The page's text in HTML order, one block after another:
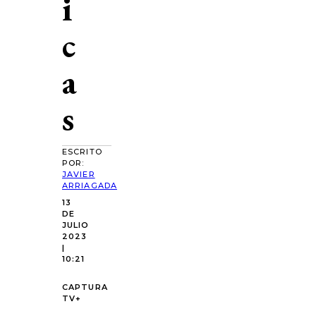
c
a
s
ESCRITO
POR:
JAVIER
ARRIAGADA
13
DE
JULIO
2023
|
10:21
CAPTURA
TV+